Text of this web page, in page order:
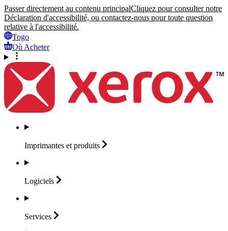
Passer directement au contenu principalCliquez pour consulter notre
Déclaration d'accessibilité, ou contactez-nous pour toute question
relative à l'accessibilité.
Togo
Où Acheter
Imprimantes et produits
Logiciels
Services